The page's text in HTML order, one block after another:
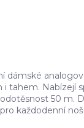
dámské
tahem. Nabízejí
50 m.
každodenní